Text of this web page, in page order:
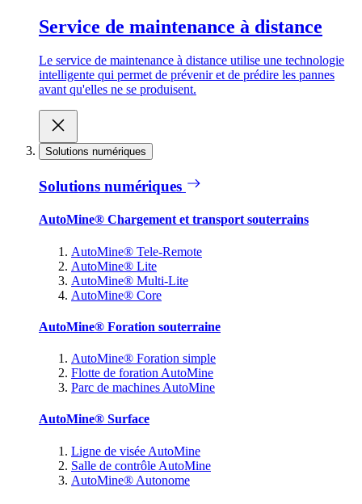
Service de maintenance à distance
Le service de maintenance à distance utilise une technologie
intelligente qui permet de prévenir et de prédire les pannes
avant qu'elles ne se produisent.
Solutions numériques
Solutions numériques
AutoMine® Chargement et transport souterrains
AutoMine® Tele-Remote
AutoMine® Lite
AutoMine® Multi-Lite
AutoMine® Core
AutoMine® Foration souterraine
AutoMine® Foration simple
Flotte de foration AutoMine
Parc de machines AutoMine
AutoMine® Surface
Ligne de visée AutoMine
Salle de contrôle AutoMine
AutoMine® Autonome